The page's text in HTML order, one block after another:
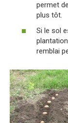
permet
plus tôt.
Si le sol
remblai